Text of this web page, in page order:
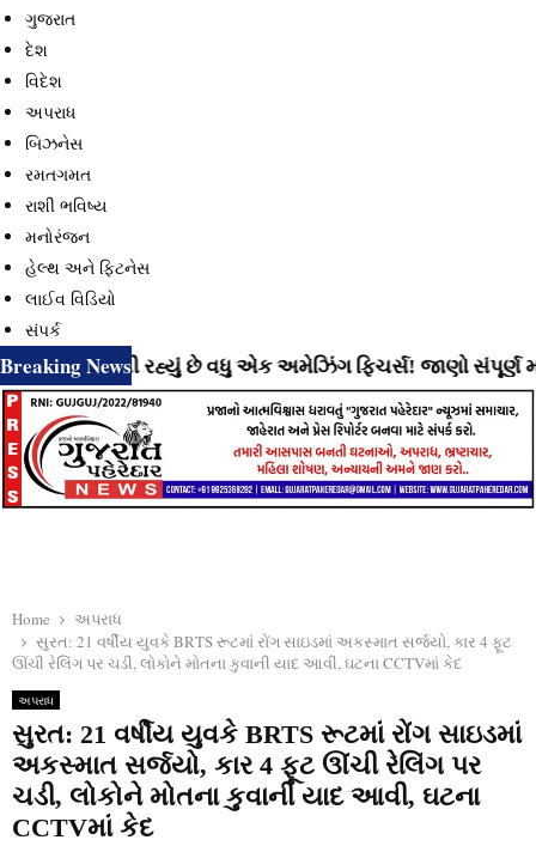
ગુજરાત
દેશ
વિદેશ
અપરાધ
બિઝનેસ
રમતગમત
રાશી ભવિષ્ય
મનોરંજન
હેલ્થ અને ફિટનેસ
લાઈવ વિડિયો
સંપર્ક
Breaking News
લાવી રહ્યું છે વધુ એક અમેઝિંગ ફિચર્સ! જાણો સંપૂર્ણ માહિતી
Home
અપરાધ
સુરત: 21 વર્ષીય યુવકે BRTS રૂટમાં રોંગ સાઇડમાં અકસ્માત સર્જયો, કાર 4 ફૂટ
ઊંચી રેલિંગ પર ચડી, લોકોને મોતના કુવાની યાદ આવી, ઘટના CCTVમાં કેદ
અપરાધ
સુરત: 21 વર્ષીય યુવકે BRTS રૂટમાં રોંગ સાઇડમાં
અકસ્માત સર્જયો, કાર 4 ફૂટ ઊંચી રેલિંગ પર
ચડી, લોકોને મોતના કુવાની યાદ આવી, ઘટના
CCTVમાં કેદ